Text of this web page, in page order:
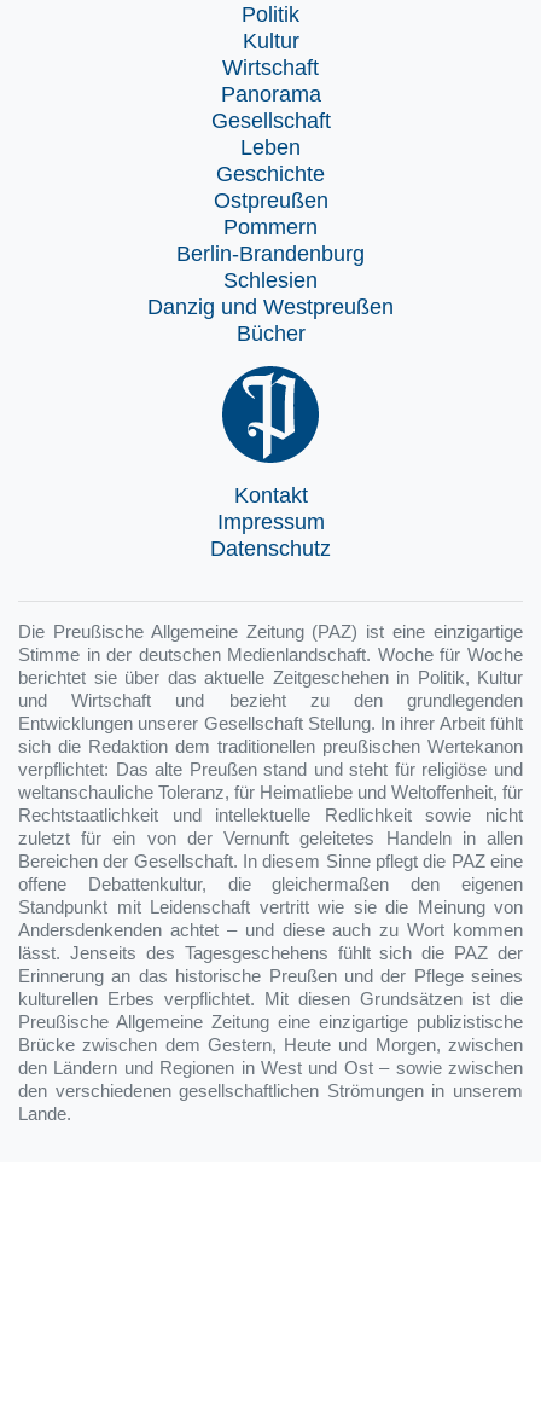
Politik
Kultur
Wirtschaft
Panorama
Gesellschaft
Leben
Geschichte
Ostpreußen
Pommern
Berlin-Brandenburg
Schlesien
Danzig und Westpreußen
Bücher
Kontakt
Impressum
Datenschutz
Die Preußische Allgemeine Zeitung (PAZ) ist eine einzigartige
Stimme in der deutschen Medienlandschaft. Woche für Woche
berichtet sie über das aktuelle Zeitgeschehen in Politik, Kultur
und Wirtschaft und bezieht zu den grundlegenden
Entwicklungen unserer Gesellschaft Stellung. In ihrer Arbeit fühlt
sich die Redaktion dem traditionellen preußischen Wertekanon
verpflichtet: Das alte Preußen stand und steht für religiöse und
weltanschauliche Toleranz, für Heimatliebe und Weltoffenheit, für
Rechtstaatlichkeit und intellektuelle Redlichkeit sowie nicht
zuletzt für ein von der Vernunft geleitetes Handeln in allen
Bereichen der Gesellschaft. In diesem Sinne pflegt die PAZ eine
offene Debattenkultur, die gleichermaßen den eigenen
Standpunkt mit Leidenschaft vertritt wie sie die Meinung von
Andersdenkenden achtet – und diese auch zu Wort kommen
lässt. Jenseits des Tagesgeschehens fühlt sich die PAZ der
Erinnerung an das historische Preußen und der Pflege seines
kulturellen Erbes verpflichtet. Mit diesen Grundsätzen ist die
Preußische Allgemeine Zeitung eine einzigartige publizistische
Brücke zwischen dem Gestern, Heute und Morgen, zwischen
den Ländern und Regionen in West und Ost – sowie zwischen
den verschiedenen gesellschaftlichen Strömungen in unserem
Lande.